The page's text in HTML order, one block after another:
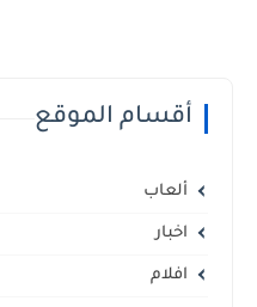
أقسام الموقع
ألعاب
اخبار
افلام